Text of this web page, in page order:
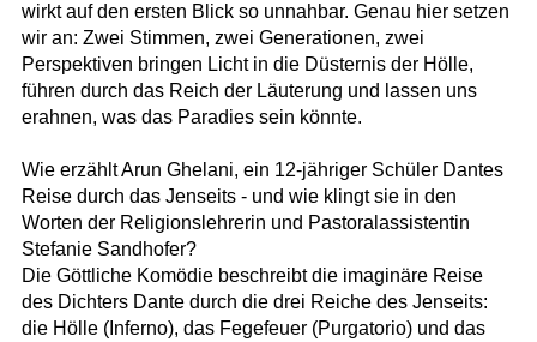
wirkt auf den ersten Blick so unnahbar. Genau hier setzen
wir an: Zwei Stimmen, zwei Generationen, zwei
Perspektiven bringen Licht in die Düsternis der Hölle,
führen durch das Reich der Läuterung und lassen uns
erahnen, was das Paradies sein könnte.
Wie erzählt Arun Ghelani, ein 12-jähriger Schüler Dantes
Reise durch das Jenseits - und wie klingt sie in den
Worten der Religionslehrerin und Pastoralassistentin
Stefanie Sandhofer?
Die Göttliche Komödie beschreibt die imaginäre Reise
des Dichters Dante durch die drei Reiche des Jenseits:
die Hölle (Inferno), das Fegefeuer (Purgatorio) und das